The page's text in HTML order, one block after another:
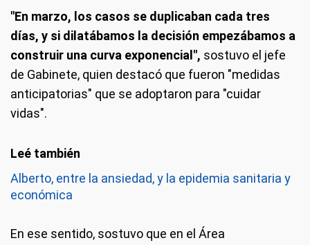
"En marzo, los casos se duplicaban cada tres
días, y si dilatábamos la decisión empezábamos a
construir una curva exponencial", sostuvo el jefe
de Gabinete, quien destacó que fueron "medidas
anticipatorias" que se adoptaron para "cuidar
vidas".
Alberto, entre la ansiedad, y la epidemia sanitaria y
económica
En ese sentido, sostuvo que en el Área